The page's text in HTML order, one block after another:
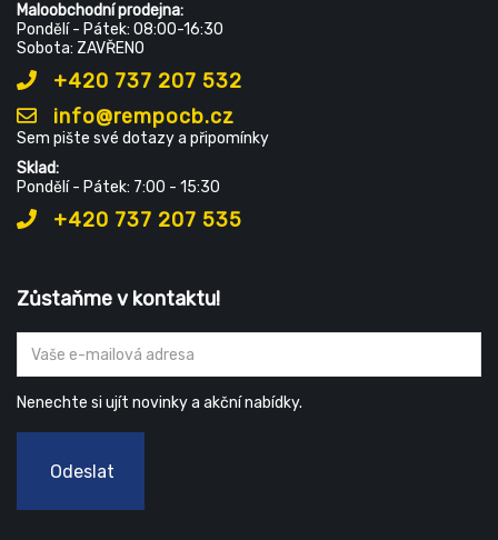
Maloobchodní prodejna:
Pondělí - Pátek: 08:00-16:30
Sobota: ZAVŘENO
+420 737 207 532
info@rempocb.cz
Sem pište své dotazy a připomínky
Sklad:
Pondělí - Pátek: 7:00 - 15:30
+420 737 207 535
Zůstaňme v kontaktu!
Nenechte si ujít novinky a akční nabídky.
Odeslat